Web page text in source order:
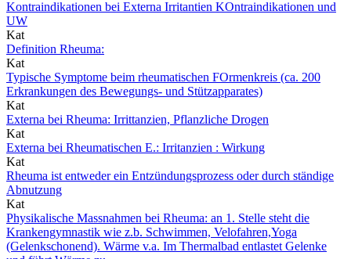
Kontraindikationen bei Externa Irritantien KOntraindikationen und
UW
Kat
Definition Rheuma:
Kat
Typische Symptome beim rheumatischen FOrmenkreis (ca. 200
Erkrankungen des Bewegungs- und Stützapparates)
Kat
Externa bei Rheuma: Irrittanzien, Pflanzliche Drogen
Kat
Externa bei Rheumatischen E.: Irritanzien : Wirkung
Kat
Rheuma ist entweder ein Entzündungsprozess oder durch ständige
Abnutzung
Kat
Physikalische Massnahmen bei Rheuma: an 1. Stelle steht die
Krankengymnastik wie z.b. Schwimmen, Velofahren,Yoga
(Gelenkschonend). Wärme v.a. Im Thermalbad entlastet Gelenke